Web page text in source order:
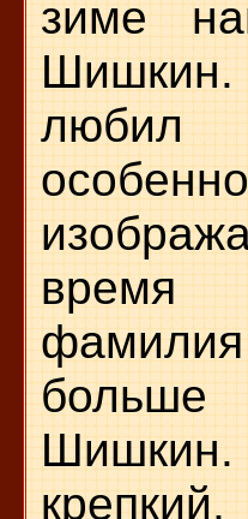
зиме
время
крепкий,